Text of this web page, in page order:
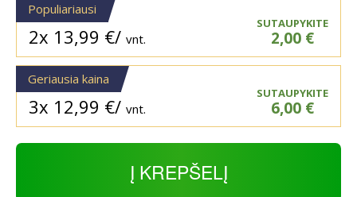
Populiariausi
2x 13,99 €/ vnt.
SUTAUPYKITE
2,00 €
Geriausia kaina
3x 12,99 €/ vnt.
SUTAUPYKITE
6,00 €
Į KREPŠELĮ